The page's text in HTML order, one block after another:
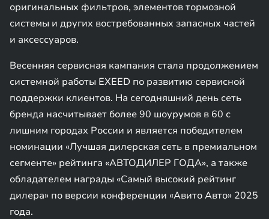
оригинальных фильтров, элементов тормозной
системы и других востребованных запасных частей
и аксессуаров.
Весенняя сервисная кампания стала продолжением
системной работы EXEED по развитию сервисной
поддержки клиентов. На сегодняшний день сеть
бренда насчитывает более 90 шоурумов в 60 с
лишним городах России и является победителем
номинации «Лучшая дилерская сеть в премиальном
сегменте» рейтинга «АВТОДИЛЕР ГОДА», а также
обладателем награды «Самый высокий рейтинг
дилера» по версии конференции «Авито Авто» 2025
года.